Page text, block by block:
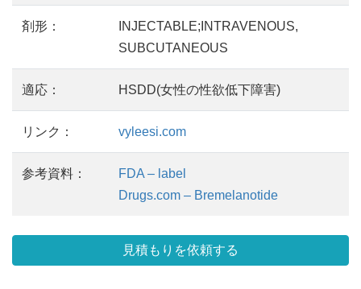
剤形：
INJECTABLE;INTRAVENOUS,
SUBCUTANEOUS
適応： HSDD(女性の性欲低下障害)
リンク： vyleesi.com
参考資料：
FDA – label
Drugs.com – Bremelanotide
見積もりを依頼する